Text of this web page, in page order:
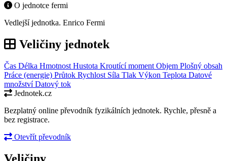
O jednotce fermi
Vedlejší jednotka. Enrico Fermi
Veličiny jednotek
Čas Délka Hmotnost Hustota Kroutící moment Objem Plošný obsah
Práce (energie) Průtok Rychlost Síla Tlak Výkon Teplota Datové
množstvíDatový tok
Jednotek.cz
Bezplatný online převodník fyzikálních jednotek. Rychle, přesně a
bez registrace.
Otevřít převodník
Veličiny